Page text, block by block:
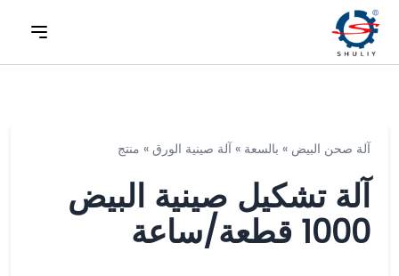
آلة صحن البيض » بالسعة » آلة صينية الورق » منتج
آلة تشكيل صينية البيض
1000 قطعة/ساعة